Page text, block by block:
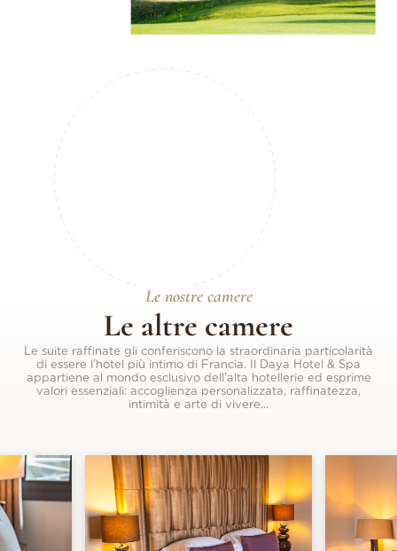
Le nostre camere
Le altre camere
Le suite raffinate gli conferiscono la straordinaria particolarità
di essere l’hotel più intimo di Francia. Il Daya Hotel & Spa
appartiene al mondo esclusivo dell’alta hotellerie ed esprime
valori essenziali: accoglienza personalizzata, raffinatezza,
intimità e arte di vivere...